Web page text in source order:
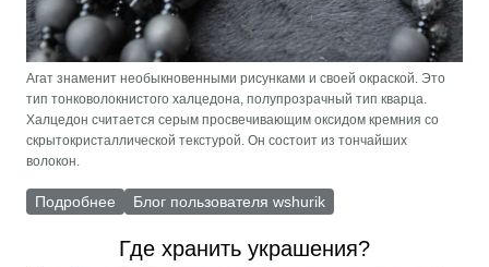
Агат знаменит необыкновенными рисунками и своей окраской. Это
тип тонковолокнистого халцедона, полупрозрачный тип кварца.
Халцедон считается серым просвечивающим оксидом кремния со
скрытокристаллической текстурой. Он состоит из тончайших
волокон.
Подробнее о Агат
Блог пользователя wshurik
Где хранить украшения?